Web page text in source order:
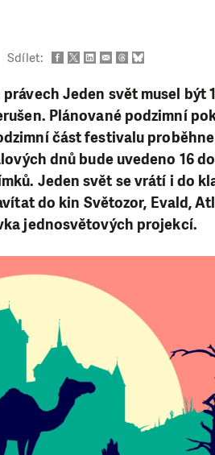
Sdílet:
Jeden svět musel být
Plánované podzimní
část festivalu proběhne
dnů bude uvedeno 16
Jeden svět se vrátí i do
do kin Světozor, Evald,
jednosvětových projekcí.